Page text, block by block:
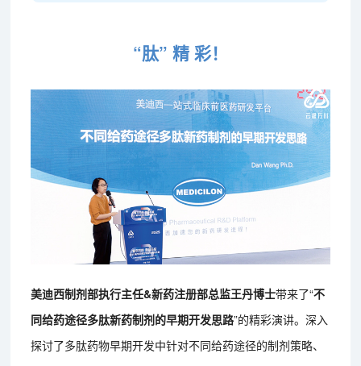
“肽” 精 彩！
美迪西制剂部执行主任&新药注册部总监王丹博士带来了“不
同给药途径多肽新药制剂的早期开发思路”的精彩演讲。深入
探讨了多肽药物早期开发中针对不同给药途径的制剂策略、